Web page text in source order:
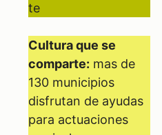
te
Cultura que se
comparte: mas de
130 municipios
disfrutan de ayudas
para actuaciones